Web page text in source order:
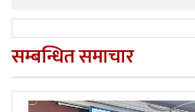
सम्बन्धित समाचार